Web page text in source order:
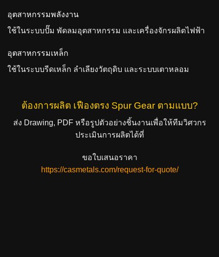
อุตสาหกรรมพลังงาน
ใช้ในระบบปั๊ม พัดลมอุตสาหกรรม และเครื่องจักรผลิตไฟฟ้า
อุตสาหกรรมเหล็ก
ใช้ในระบบรีดเหล็ก ลำเลียงวัตถุดิบ และระบบเตาหลอม
ต้องการผลิต เฟืองตรง Spur Gear ตามแบบ?
ส่ง Drawing, PDF หรือรูปตัวอย่างชิ้นงานเพื่อให้ทีมวิศวกร
ประเมินการผลิตได้ที่
ขอใบเสนอราคา
https://casmetals.com/request-for-quote/